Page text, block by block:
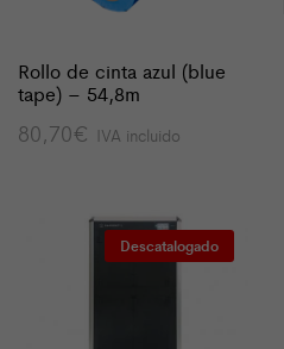
Rollo de cinta azul (blue
tape) – 54,8m
80,70€ IVA incluido
Descatalogado